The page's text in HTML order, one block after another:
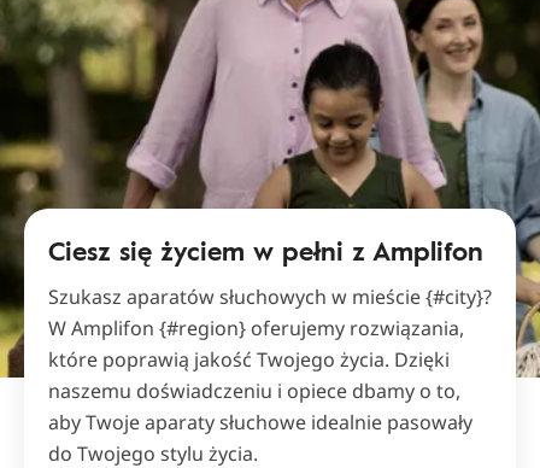
Ciesz się życiem w pełni z Amplifon
Szukasz aparatów słuchowych w mieście {#city}?
W Amplifon {#region} oferujemy rozwiązania,
które poprawią jakość Twojego życia. Dzięki
naszemu doświadczeniu i opiece dbamy o to,
aby Twoje aparaty słuchowe idealnie pasowały
do Twojego stylu życia.